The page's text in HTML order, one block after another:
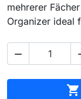
mehrerer
Organizer ideal

